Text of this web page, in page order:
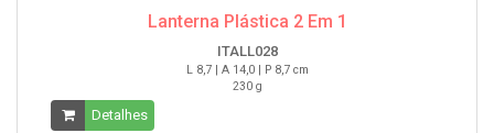
Lanterna Plástica 2 Em 1
ITALL028
L 8,7 | A 14,0 | P 8,7 cm
230 g
Detalhes